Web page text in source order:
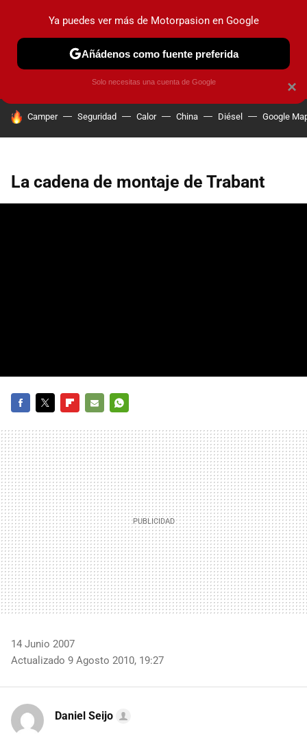
PRUEBAS COCHES ELÉCTRICOS OBSERVATORIO
HOY SE HABLA DE
Camper Seguridad Calor China Diésel Google
La cadena de montaje de Trabant
MAIL
14 Junio 2007
Actualizado 9 Agosto 2010, 19:27
Daniel Seijo
×
Ya puedes ver más de Motorpasion en Google
Añádenos como fuente preferida
Solo necesitas una cuenta de Google